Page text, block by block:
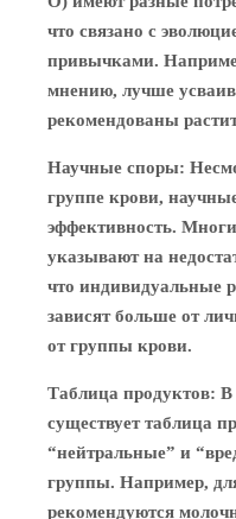
что связано с
привычками.
мнению, лучше
рекомендованы
Научные споры:
группе крови,
эффективность.
указывают на
что индивидуальные
зависят больше от
от группы крови.
Таблица продуктов: В
существует таблица
“нейтральные” и
группы. Например,
рекомендуются